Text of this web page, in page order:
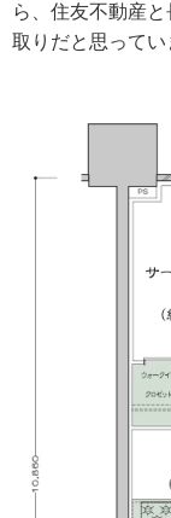
ら、住友不動産
取りだと思ってい